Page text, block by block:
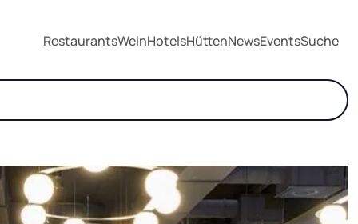
RestaurantsWeinHotelsHüttenNewsEventsSuche